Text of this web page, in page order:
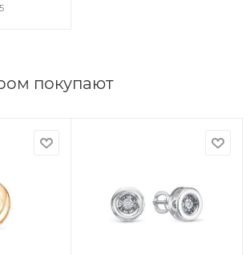
покупают